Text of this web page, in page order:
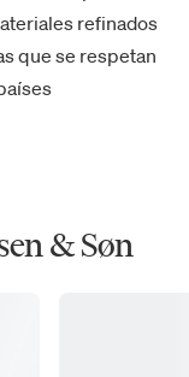
refinados
que se respetan
& Søn